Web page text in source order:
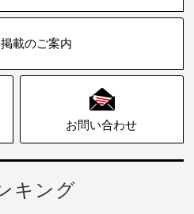
載のご案内
お問い合わせ
キング